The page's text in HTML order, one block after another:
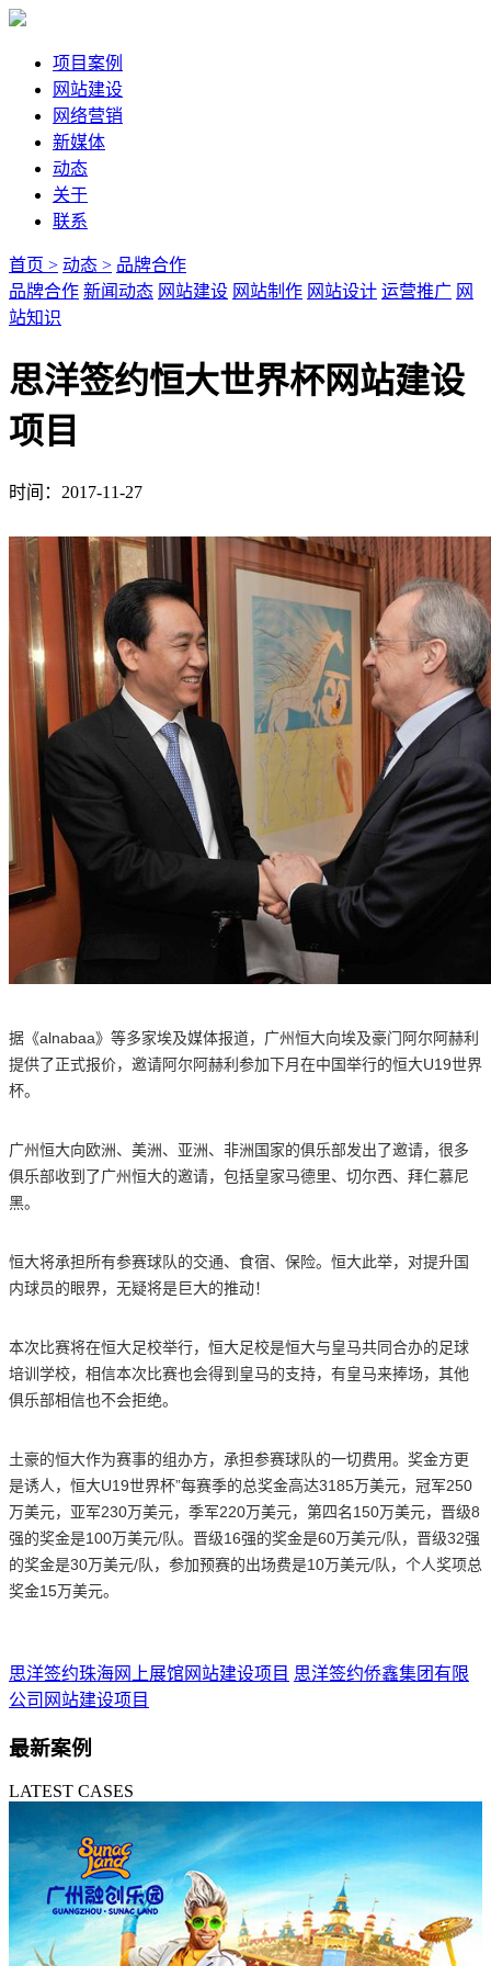
项目案例
网站建设
网络营销
新媒体
动态
关于
联系
首页 > 动态 > 品牌合作
品牌合作 新闻动态 网站建设 网站制作 网站设计 运营推广 网
站知识
思洋签约恒大世界杯网站建设
项目
时间：2017-11-27
据《alnabaa》等多家埃及媒体报道，广州恒大向埃及豪门阿尔阿赫利
提供了正式报价，邀请阿尔阿赫利参加下月在中国举行的恒大U19世界
杯。
广州恒大向欧洲、美洲、亚洲、非洲国家的俱乐部发出了邀请，很多
俱乐部收到了广州恒大的邀请，包括皇家马德里、切尔西、拜仁慕尼
黑。
恒大将承担所有参赛球队的交通、食宿、保险。恒大此举，对提升国
内球员的眼界，无疑将是巨大的推动！
本次比赛将在恒大足校举行，恒大足校是恒大与皇马共同合办的足球
培训学校，相信本次比赛也会得到皇马的支持，有皇马来捧场，其他
俱乐部相信也不会拒绝。
土豪的恒大作为赛事的组办方，承担参赛球队的一切费用。奖金方更
是诱人，恒大U19世界杯”每赛季的总奖金高达3185万美元，冠军250
万美元，亚军230万美元，季军220万美元，第四名150万美元，晋级8
强的奖金是100万美元/队。晋级16强的奖金是60万美元/队，晋级32强
的奖金是30万美元/队，参加预赛的出场费是10万美元/队，个人奖项总
奖金15万美元。
思洋签约珠海网上展馆网站建设项目 思洋签约侨鑫集团有限
公司网站建设项目
最新案例
LATEST CASES